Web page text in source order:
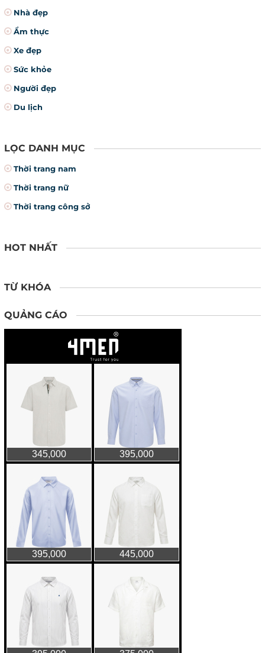
Nhà đẹp
Ẩm thực
Xe đẹp
Sức khỏe
Người đẹp
Du lịch
LỌC DANH MỤC
Thời trang nam
Thời trang nữ
Thời trang công sở
HOT NHẤT
TỪ KHÓA
QUẢNG CÁO